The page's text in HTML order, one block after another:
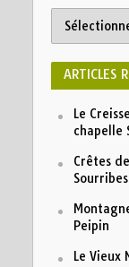
ARTICLES
Le
chapelle
Crêtes
Sourribes
Peipin
Le Vieux